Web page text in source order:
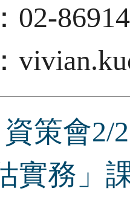
02-
資策會
實務」